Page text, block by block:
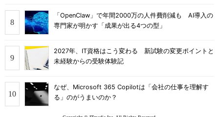
「OpenClaw」で年間2000万の人件費削減も AI導入の
専門家が明かす「成果が出る4つの型」
2027年、IT資格はこう変わる 新試験の変更ポイントと
未経験からの受験体験記
なぜ、Microsoft 365 Copilotは「会社の仕事を理解す
る」のがうまいのか？